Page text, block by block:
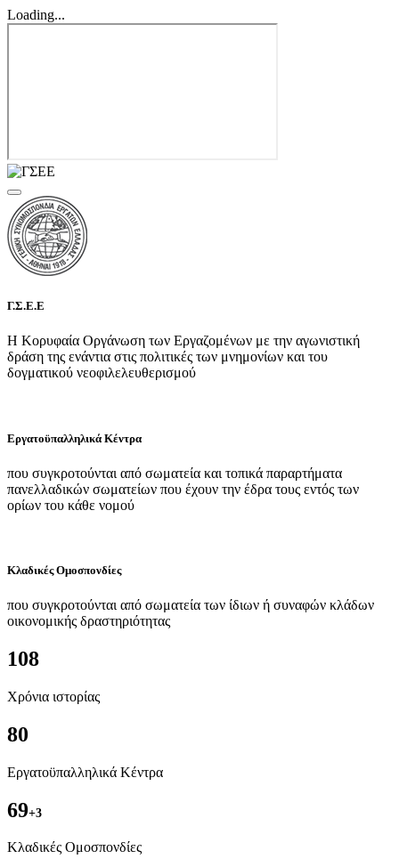
Loading...
Γ.Σ.Ε.Ε
Η Κορυφαία Οργάνωση των Εργαζομένων με την αγωνιστική
δράση της ενάντια στις πολιτικές των μνημονίων και του
δογματικού νεοφιλελευθερισμού
Εργατοϋπαλληλικά Κέντρα
που συγκροτούνται από σωματεία και τοπικά παραρτήματα
πανελλαδικών σωματείων που έχουν την έδρα τους εντός των
ορίων του κάθε νομού
Κλαδικές Ομοσπονδίες
που συγκροτούνται από σωματεία των ίδιων ή συναφών κλάδων
οικονομικής δραστηριότητας
108
Χρόνια ιστορίας
80
Εργατοϋπαλληλικά Κέντρα
69+3
Kλαδικές Ομοσπονδίες